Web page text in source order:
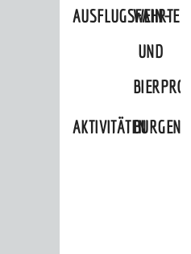
AUSFLUGSFAHRTEN
WEIN-
UND
AKTIVITÄTEN